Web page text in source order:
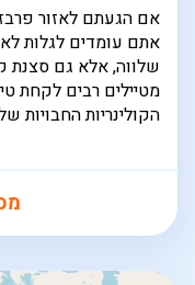
אם הגעתם לאזור
אתם עומדים לגלות לא
שלווה, אלא גם סצנת
מטיילים רבים לקחת
הקולינריות החבויות